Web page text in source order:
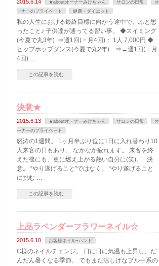
2015.6.14 ★aboutオーナーみけちゃん サロンの日常
オ
ーナーのプライベート
健康・ダイエット
私の人生における最終目標に向かう途中で、ふと思
ったこと♪ 子供達が通ってる習い事。 ◆スイミング
(今夏で丸3年) ⇒週1回(＝月4回)： 1人 7,000円 ◆
ヒップホップダンス(今夏で丸2年) ⇒→週1回(＝月
4回) …
この記事を読む
決意★
2015.6.13 ★aboutオーナーみけちゃん サロンの日常
オ
ーナーのプライベート
怒涛の1週間。 1ヶ月半ぶり位に1日に入れ替わり10
人来客の日もあり。 なかなか疲れます。 来客を終
えた後にも、更に燃え上がる熱い自分に(笑)。 決
意。 “やり遂げること”ではなく。 “やり遂げること
に挑む …
この記事を読む
上品ラベンダーフラワーネイル☆
2015.6.10 お客様ネイルｰハンド
C様のネイルチェンジ。 日に日に気温も上昇し、だ
んだん暑くなる季節。 でもまだ涼しげなブルー系の